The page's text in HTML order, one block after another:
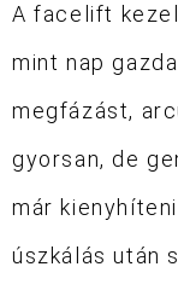
A facelift
mint nap
megfázást,
gyorsan, de
már
úszkálás után